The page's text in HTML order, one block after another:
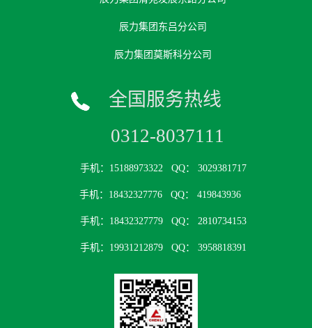
辰力集团东吕分公司
辰力集团莫斯科分公司
全国服务热线
0312-8037111
手机：15188973322 QQ： 3029381717
手机：18432327776 QQ： 419843936
手机：18432327779QQ： 2810734153
手机：19931212879 QQ： 3958818391